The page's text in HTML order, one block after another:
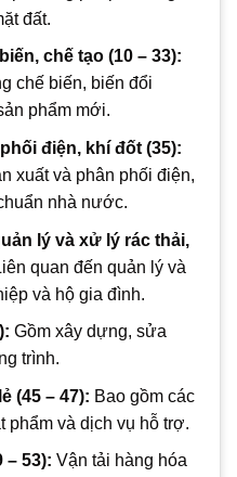
đất.
chế tạo (10 – 33):
chế biến, biến đổi
phẩm mới.
điện, khí đốt (35):
xuất và phân phối điện,
nhà nước.
lý và xử lý rác thải,
quan đến quản lý và
và hộ gia đình.
Gồm xây dựng, sửa
trình.
(45 – 47): Bao gồm các
phẩm và dịch vụ hỗ trợ.
– 53): Vận tải hàng hóa